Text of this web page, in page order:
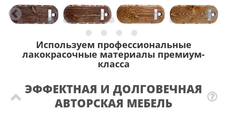
Используем профессиональные
лакокрасочные материалы премиум-
класса
ЭФФЕКТНАЯ И ДОЛГОВЕЧНАЯ
АВТОРСКАЯ МЕБЕЛЬ